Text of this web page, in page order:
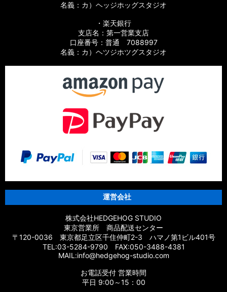
名義：カ）ヘッジホッグスタジオ
・楽天銀行
支店名：第一営業支店
口座番号：普通 7088997
名義：カ）ヘツジホツグスタジオ
運営会社
株式会社HEDGEHOG STUDIO
東京営業所 商品配送センター
〒120-0036 東京都足立区千住仲町2-3 ハマノ第1ビル401号
TEL:03-5284-9790 FAX:050-3488-4381
MAIL:info@hedgehog-studio.com
お電話受付 営業時間
平日 9:00～15：00